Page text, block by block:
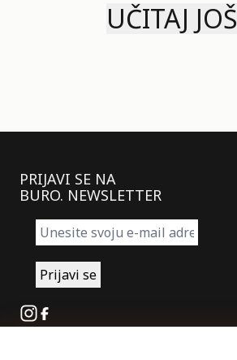
UČITAJ JOŠ
PRIJAVI SE NA
BURO. NEWSLETTER
Instagram
Facebook